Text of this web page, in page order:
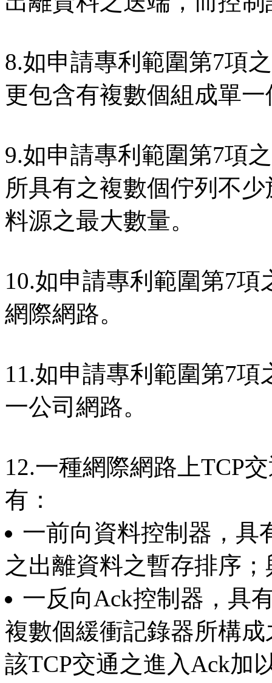
8.如申請專利範圍第7項
更包含有複數個組成單
9.如申請專利範圍第7項
所具有之複數個佇列不
料源之最大數量。
10.如申請專利範圍第7
網際網路。
11.如申請專利範圍第7
一公司網路。
12.一種網際網路上TCP
有：
一前向資料控制器，具
之出離資料之暫存排序；
一反向Ack控制器，具
複數個緩衝記錄器所構
該TCP交通之進入Ack加